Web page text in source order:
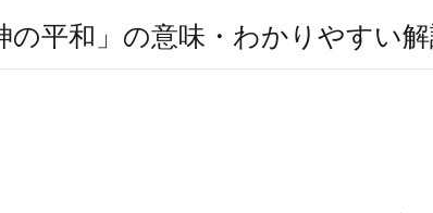
の平和」の意味・わかりやすい